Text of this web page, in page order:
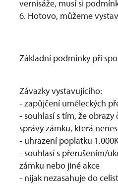
vernisáže, musí si
6. Hotovo, můžeme
Základní podmínky při
Závazky vystavujícího:
- zapůjčení uměleckých
- souhlasí s tím, že
správy zámku, která
- uhrazení poplatku
- souhlasí s přerušením/
zámku nebo jiné akce
- nijak nezasahuje do